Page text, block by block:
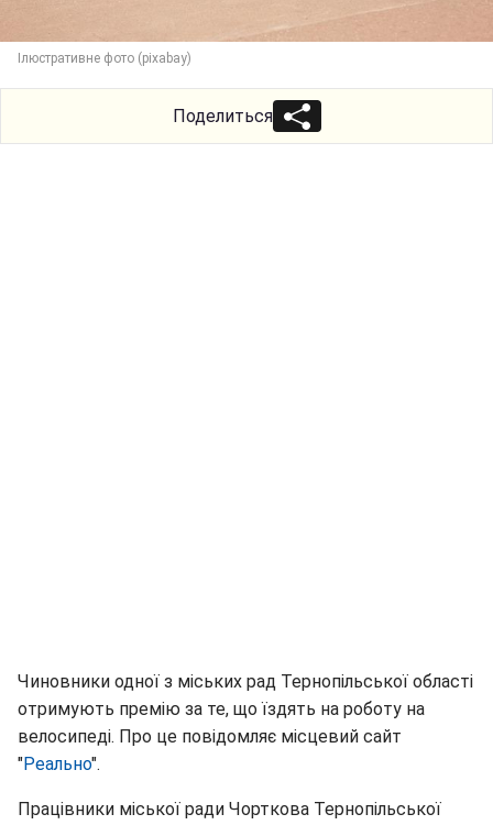
Ілюстративне фото (pixabay)
Поделиться
Чиновники одної з міських рад Тернопільської області
отримують премію за те, що їздять на роботу на
велосипеді. Про це повідомляє місцевий сайт
"Реально".
Працівники міської ради Чорткова Тернопільської